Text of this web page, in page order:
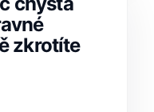
zkrotíte